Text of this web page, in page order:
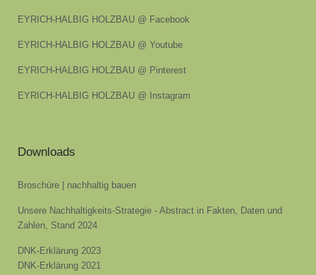
EYRICH-HALBIG HOLZBAU @ Facebook
EYRICH-HALBIG HOLZBAU @ Youtube
EYRICH-HALBIG HOLZBAU @ Pinterest
EYRICH-HALBIG HOLZBAU @ Instagram
Downloads
Broschüre | nachhaltig bauen
Unsere Nachhaltigkeits-Strategie - Abstract in Fakten, Daten und
Zahlen, Stand 2024
DNK-Erklärung 2023
DNK-Erklärung 2021